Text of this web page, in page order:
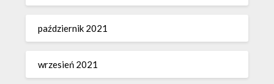
październik 2021
wrzesień 2021